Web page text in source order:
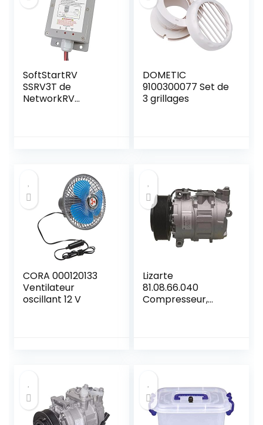
SoftStartRV
SSRV3T de
NetworkRV
limitée quand il ne
serait pas
démarré + cadeau
bonus
DOMETIC
9100300077 Set de
3 grillages
CORA 000120133
Ventilateur
oscillant 12 V
Lizarte
81.08.66.040
Compresseur,